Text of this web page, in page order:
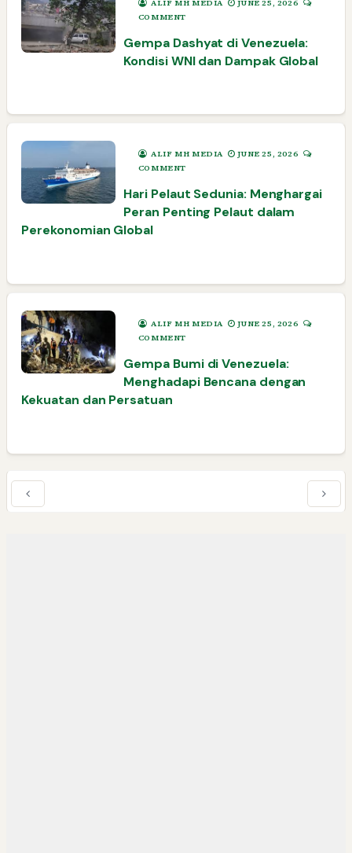
ALIF MH MEDIA
JUNE 25, 2026
COMMENT
Gempa Dashyat di Venezuela:
Kondisi WNI dan Dampak Global
ALIF MH MEDIA
JUNE 25, 2026
COMMENT
Hari Pelaut Sedunia: Menghargai
Peran Penting Pelaut dalam
Perekonomian Global
ALIF MH MEDIA
JUNE 25, 2026
COMMENT
Gempa Bumi di Venezuela:
Menghadapi Bencana dengan
Kekuatan dan Persatuan